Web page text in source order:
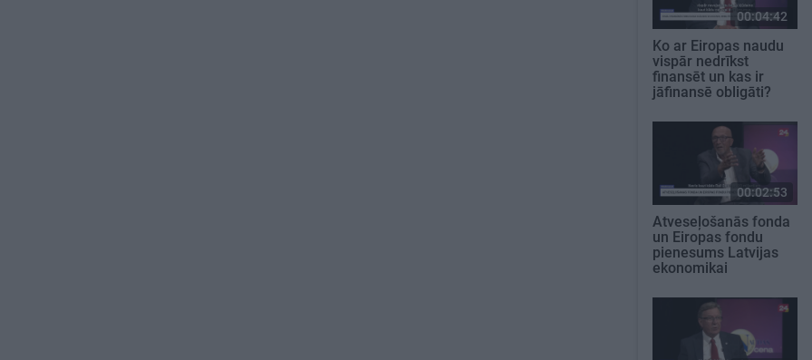
00:04:42
Ko ar Eiropas naudu
vispār nedrīkst
finansēt un kas ir
jāfinansē obligāti?
00:02:53
Atveseļošanās fonda
un Eiropas fondu
pienesums Latvijas
ekonomikai